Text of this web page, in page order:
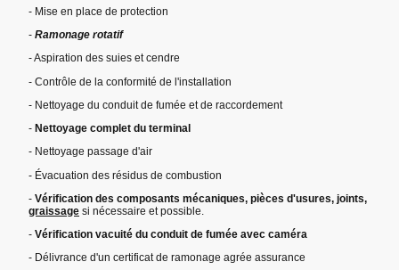
- Mise en place de protection
- Ramonage rotatif
- Aspiration des suies et cendre
- Contrôle de la conformité de l'installation
- Nettoyage du conduit de fumée et de raccordement
- Nettoyage complet du terminal
- Nettoyage passage d'air
- Évacuation des résidus de combustion
- Vérification des composants mécaniques, pièces d'usures, joints,
graissage si nécessaire et possible.
- Vérification vacuité du conduit de fumée avec caméra
- Délivrance d'un certificat de ramonage agrée assurance